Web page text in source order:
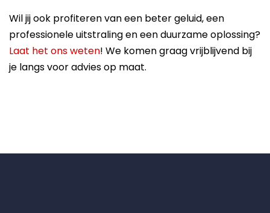
Wil jij ook profiteren van een beter geluid, een
professionele uitstraling en een duurzame oplossing?
Laat het ons weten! We komen graag vrijblijvend bij
je langs voor advies op maat.